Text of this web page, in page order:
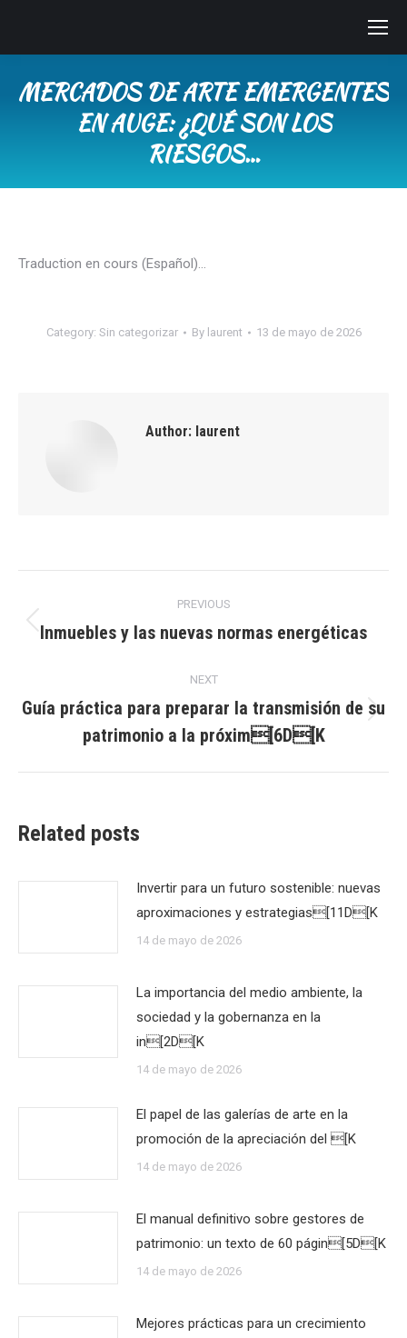
MERCADOS DE ARTE EMERGENTES
EN AUGE: ¿QUÉ SON LOS
RIESGOS…
Traduction en cours (Español)…
Category: Sin categorizar By laurent 13 de mayo de 2026
Author: laurent
navigation
PREVIOUS
Previous
Inmuebles y las nuevas normas energéticas
NEXT
post:
Guía práctica para preparar la transmisión de su
patrimonio a la próxim[6D[K
Related posts
Invertir para un futuro sostenible: nuevas
aproximaciones y estrategias[11D[K
14 de mayo de 2026
La importancia del medio ambiente, la
sociedad y la gobernanza en la
in[2D[K
14 de mayo de 2026
El papel de las galerías de arte en la
promoción de la apreciación del [K
14 de mayo de 2026
El manual definitivo sobre gestores de
patrimonio: un texto de 60 págin[5D[K
14 de mayo de 2026
Mejores prácticas para un crecimiento